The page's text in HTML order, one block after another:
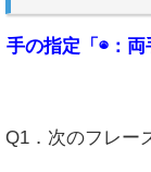
手の指定「◉：
Q1．次のフレー